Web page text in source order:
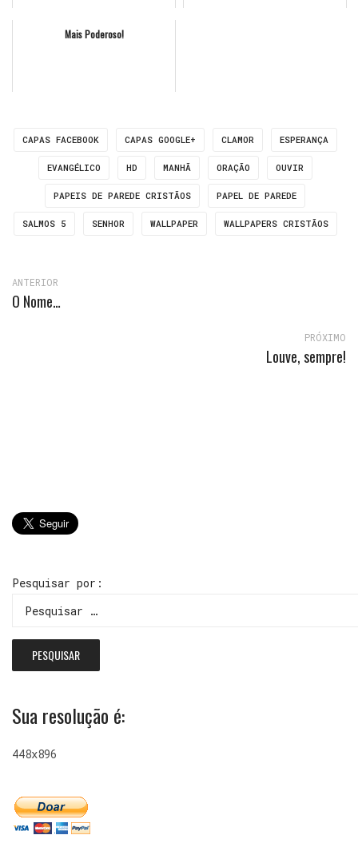
Mais Poderoso!
CAPAS FACEBOOK CAPAS GOOGLE+ CLAMOR ESPERANÇA
EVANGÉLICO HD MANHÃ ORAÇÃO OUVIR
PAPEIS DE PAREDE CRISTÃOS PAPEL DE PAREDE
SALMOS 5 SENHOR WALLPAPER WALLPAPERS CRISTÃOS
ANTERIOR
O Nome…
PRÓXIMO
Louve, sempre!
Pesquisar por:
Sua resolução é:
448x896